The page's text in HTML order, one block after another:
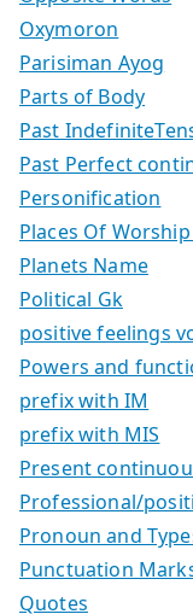
Oxymoron
Parisiman Ayog
Parts of Body
Past
Past Perfect
Personification
Places Of
Planets Name
Political Gk
positive feelings
Powers and
prefix with IM
prefix with MIS
Present
Professional/
Pronoun and
Punctuation
Quotes